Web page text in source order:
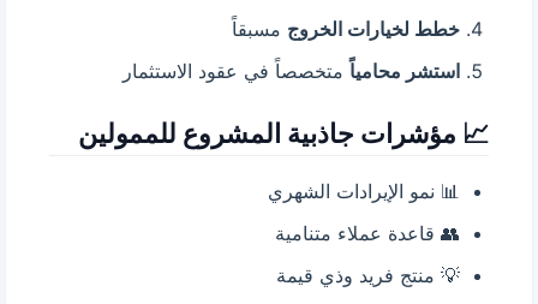
خطط لخيارات الخروج مسبقاً
استشر محامياًمتخصصاً في عقود الاستثمار
📈 مؤشرات جاذبية المشروع للممولين
📊 نمو الإيرادات الشهري
👥 قاعدة عملاء متنامية
💡 منتج فريد وذي قيمة